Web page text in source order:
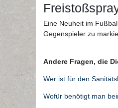
Eine Neuheit im
Gegenspieler zu
Andere Fragen, die
Wer ist für den
Wofür benötigt man